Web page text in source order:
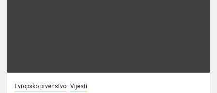
Evropsko prvenstvo Vijesti